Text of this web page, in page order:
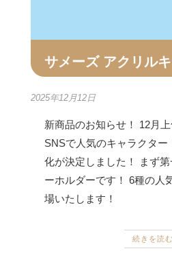
サメーズ アクリル
2025年12月12日
新商品のお知らせ！ 12月上
SNSで人気のキャラクター
化が決定しました！ まず
ーホルダーです！ 6種の人
場いたします！
続きを読む